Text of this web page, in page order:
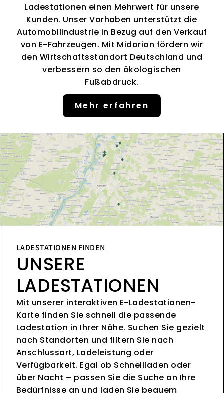
Ladestationen einen Mehrwert für unsere
Kunden. Unser Vorhaben unterstützt die
Automobilindustrie in Bezug auf den Verkauf
von E-Fahrzeugen. Mit Midorion fördern wir
den Wirtschaftsstandort Deutschland und
verbessern so den ökologischen
Fußabdruck.
Mehr erfahren
LADESTATIONEN FINDEN
UNSERE
LADESTATIONEN
Mit unserer interaktiven E-Ladestationen-
Karte finden Sie schnell die passende
Ladestation in Ihrer Nähe. Suchen Sie gezielt
nach Standorten und filtern Sie nach
Anschlussart, Ladeleistung oder
Verfügbarkeit. Egal ob Schnellladen oder
über Nacht – passen Sie die Suche an Ihre
Bedürfnisse an und laden Sie bequem